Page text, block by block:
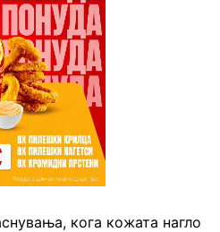
кога кожата нагло